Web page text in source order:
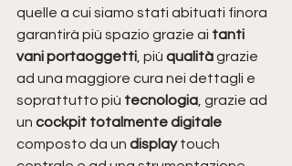
quelle a cui siamo stati abituati finora
garantirà più spazio grazie ai tanti
vani portaoggetti , più qualità grazie
ad una maggiore cura nei dettagli e
soprattutto più tecnologia , grazie ad
un cockpit totalmente digitale
composto da un display touch